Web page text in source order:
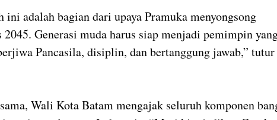
ini adalah bagian dari upaya Pramuka menyongsong
2045. Generasi muda harus siap menjadi pemimpin
Pancasila, disiplin, dan bertanggung jawab,” tutur
Wali Kota Batam mengajak seluruh komponen